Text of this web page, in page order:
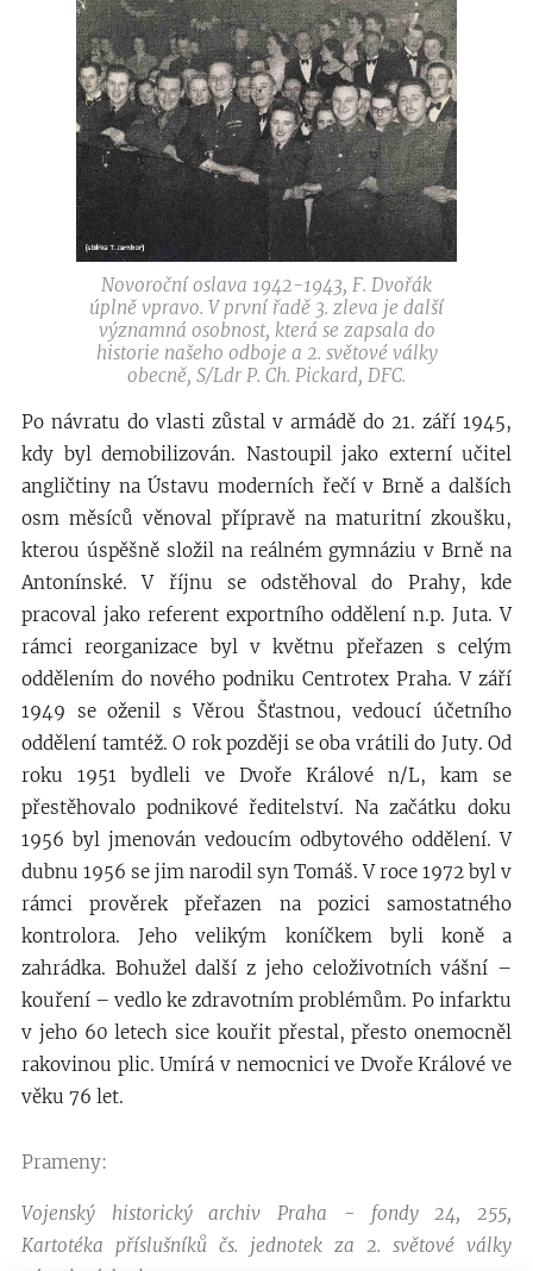
Novoroční oslava 1942-1943, F. Dvořák
úplně vpravo. V první řadě 3. zleva je další
významná osobnost, která se zapsala do
historie našeho odboje a 2. světové války
obecně, S/Ldr P. Ch. Pickard, DFC.
Po návratu do vlasti zůstal v armádě do 21. září 1945,
kdy byl demobilizován. Nastoupil jako externí učitel
angličtiny na Ústavu moderních řečí v Brně a dalších
osm měsíců věnoval přípravě na maturitní zkoušku,
kterou úspěšně složil na reálném gymnáziu v Brně na
Antonínské. V říjnu se odstěhoval do Prahy, kde
pracoval jako referent exportního oddělení n.p. Juta. V
rámci reorganizace byl v květnu přeřazen s celým
oddělením do nového podniku Centrotex Praha. V září
1949 se oženil s Věrou Šťastnou, vedoucí účetního
oddělení tamtéž. O rok později se oba vrátili do Juty. Od
roku 1951 bydleli ve Dvoře Králové n/L, kam se
přestěhovalo podnikové ředitelství. Na začátku doku
1956 byl jmenován vedoucím odbytového oddělení. V
dubnu 1956 se jim narodil syn Tomáš. V roce 1972 byl v
rámci prověrek přeřazen na pozici samostatného
kontrolora. Jeho velikým koníčkem byli koně a
zahrádka. Bohužel další z jeho celoživotních vášní –
kouření – vedlo ke zdravotním problémům. Po infarktu
v jeho 60 letech sice kouřit přestal, přesto onemocněl
rakovinou plic. Umírá v nemocnici ve Dvoře Králové ve
věku 76 let.
Prameny:
Vojenský historický archiv Praha - fondy 24, 255,
Kartotéka příslušníků čs. jednotek za 2. světové války